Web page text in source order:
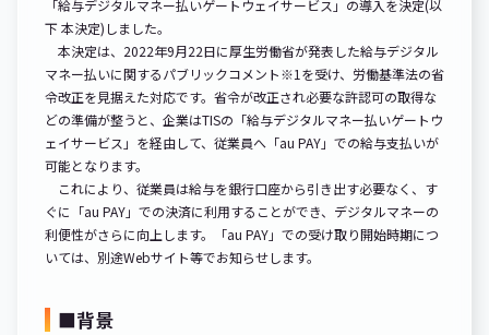
「給与デジタルマネー払いゲートウェイサービス」の導入を決定(以
下 本決定)しました。
本決定は、2022年9月22日に厚生労働省が発表した給与デジタル
マネー払いに関するパブリックコメント※1を受け、労働基準法の省
令改正を見据えた対応です。省令が改正され必要な許認可の取得な
どの準備が整うと、企業はTISの「給与デジタルマネー払いゲートウ
ェイサービス」を経由して、従業員へ「au PAY」での給与支払いが
可能となります。
これにより、従業員は給与を銀行口座から引き出す必要なく、す
ぐに「au PAY」での決済に利用することができ、デジタルマネーの
利便性がさらに向上します。「au PAY」での受け取り開始時期につ
いては、別途Webサイト等でお知らせします。
■背景